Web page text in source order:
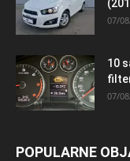
07/
10
07/
POPULARNE